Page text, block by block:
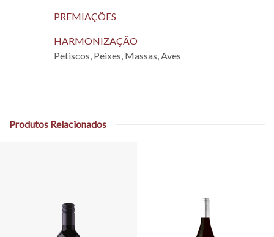
PREMIAÇÕES
HARMONIZAÇÃO
Petiscos, Peixes, Massas, Aves
Produtos Relacionados